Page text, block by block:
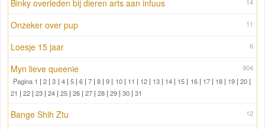
14
Binky overleden bij dieren arts aan infuus
11
Onzeker over pup
6
Loesje 15 jaar
904
Myn lieve queenie
Pagina 1 |2 |3 | 4| 5| 6|7 |8 |9 | 10| 11 | 12| 13 | 14 | 15 | 16| 17| 18| 19|20 |
21 | 22 | 23 | 24 | 25 | 26 | 27 | 28 | 29 | 30 | 31
12
Bange Shih Ztu